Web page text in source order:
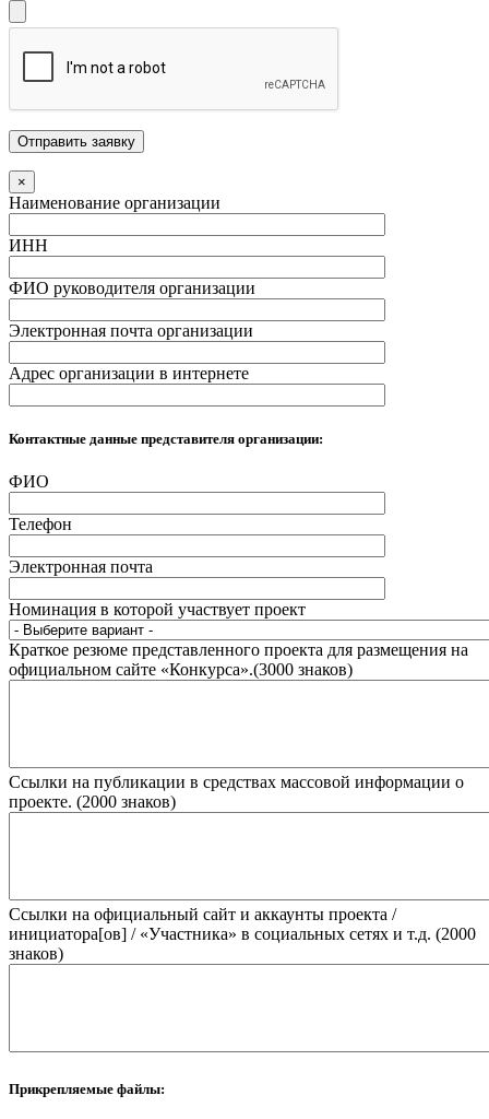
×
Наименование организации
ИНН
ФИО руководителя организации
Электронная почта организации
Адрес организации в интернете
Контактные данные представителя организации:
ФИО
Телефон
Электронная почта
Номинация в которой участвует проект
Краткое резюме представленного проекта для размещения на
официальном сайте «Конкурса».(3000 знаков)
Ссылки на публикации в средствах массовой информации о
проекте. (2000 знаков)
Ссылки на официальный сайт и аккаунты проекта /
инициатора[ов] / «Участника» в социальных сетях и т.д. (2000
знаков)
Прикрепляемые файлы: